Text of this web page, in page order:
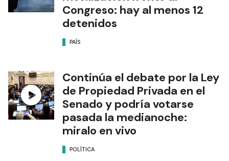
NOTAS RELACIONADAS
Enfrentamientos entre la
Policía y manifestantes en la
Congreso: hay al menos 12
detenidos
PAÍS
Continúa el debate por la Ley
de Propiedad Privada en el